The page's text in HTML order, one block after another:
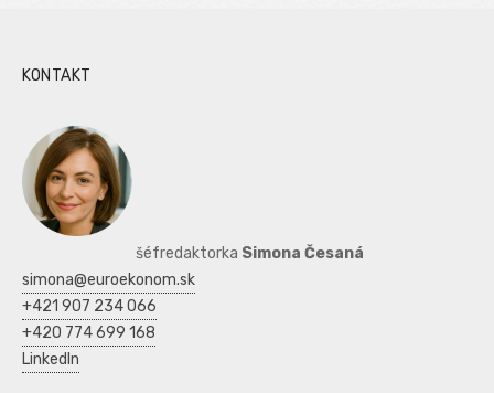
KONTAKT
šéfredaktorka Simona Česaná
simona@euroekonom.sk
+421 907 234 066
+420 774 699 168
LinkedIn